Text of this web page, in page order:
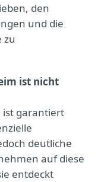
den
und die
zu
ist nicht
ist garantiert
deutliche
auf diese
entdeckt